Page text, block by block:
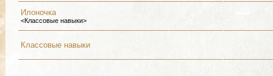
Илоночка
<Классовые навыки>
Классовые навыки